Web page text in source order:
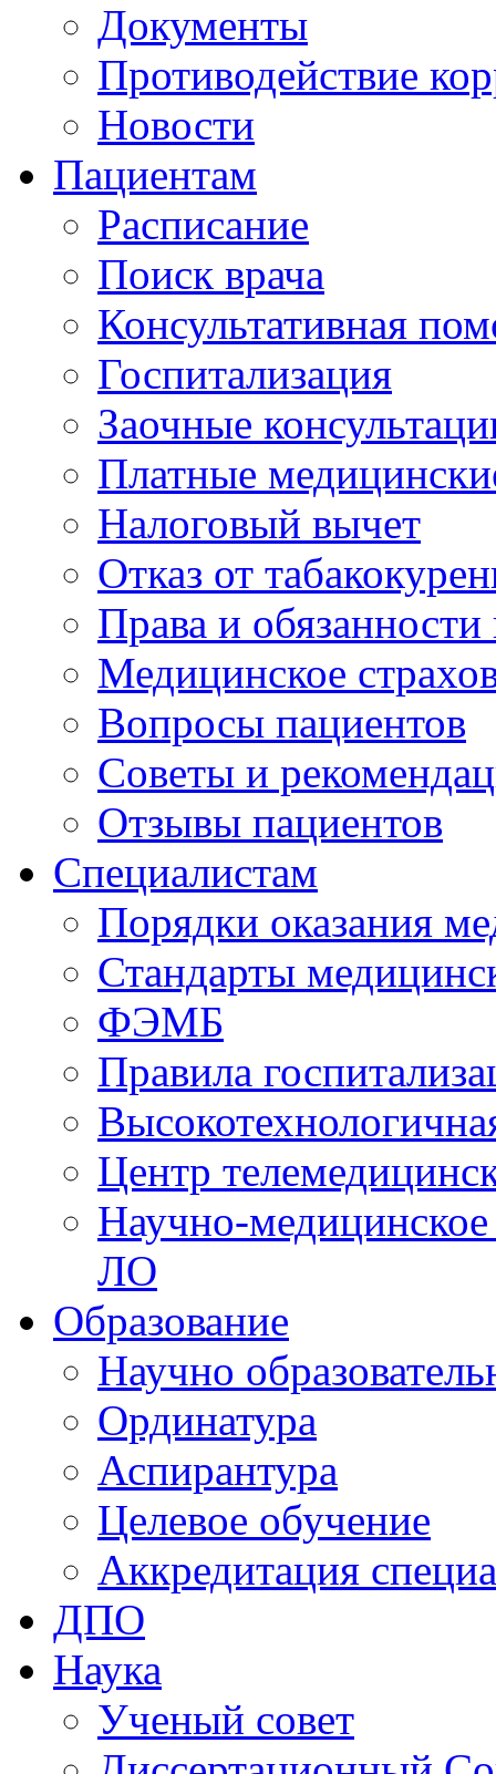
Документы
Противодействие
Новости
Пациентам
Расписание
Поиск врача
Консультативная
Госпитализация
Заочные
Платные
Налоговый вычет
Отказ от
Права и
Медицинское
Вопросы пациентов
Советы и
Отзывы пациентов
Специалистам
Порядки оказания
Стандарты
ФЭМБ
Правила
Центр
Научно-
ЛО
Образование
Научно
Ординатура
Аспирантура
Целевое обучение
Аккредитация
ДПО
Наука
Ученый совет